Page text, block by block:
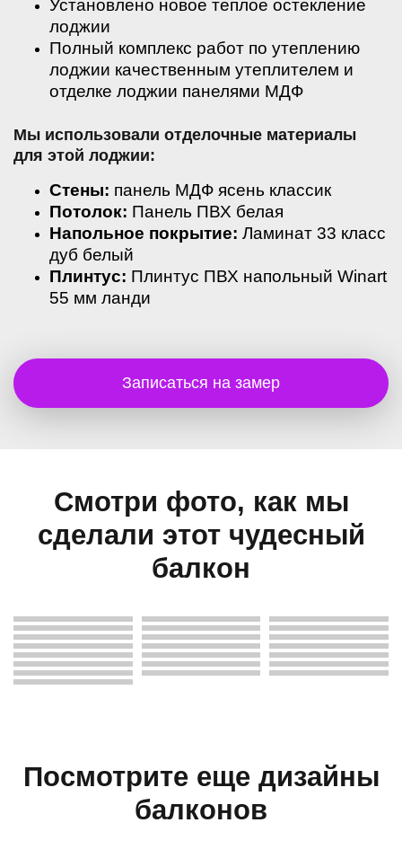
Установлено новое теплое остекление
лоджии
Полный комплекс работ по утеплению
лоджии качественным утеплителем и
отделке лоджии панелями МДФ
Мы использовали отделочные материалы
для этой лоджии:
Стены: панель МДФ ясень классик
Потолок: Панель ПВХ белая
Напольное покрытие: Ламинат 33 класс
дуб белый
Плинтус: Плинтус ПВХ напольный Winart
55 мм ланди
Записаться на замер
Смотри фото, как мы
сделали этот чудесный
балкон
Посмотрите еще дизайны
балконов